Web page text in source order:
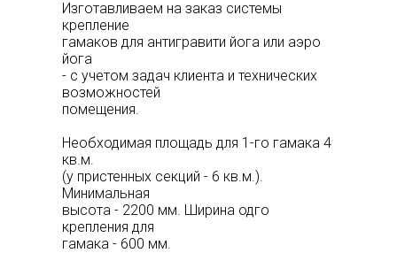
Изготавливаем на заказ системы
крепление
гамаков для антигравити йога или аэро
йога
- с учетом задач клиента и технических
возможностей
помещения.
Необходимая площадь для 1-го гамака 4
кв.м.
(у пристенных секций - 6 кв.м.).
Минимальная
высота - 2200 мм. Ширина одго
крепления для
гамака - 600 мм.